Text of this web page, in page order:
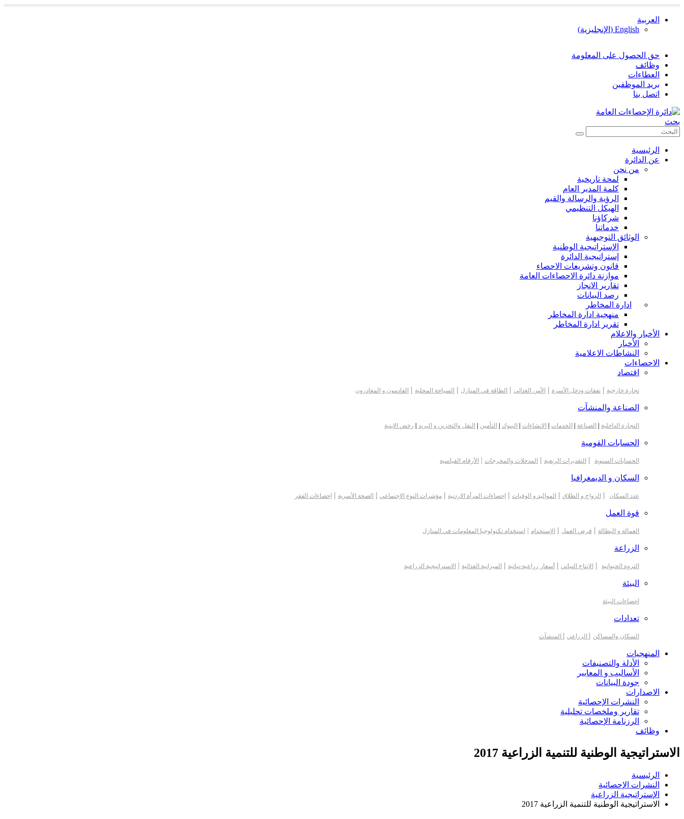
العربية
English
( الإنجليزية)
حق الحصول على المعلومة
وظائف
العطاءات
بريد الموظفين
اتصل بنا
بحث
الرئيسية
عن الدائرة
من نحن
لمحة تاريخية
كلمة المدير العام
الرؤية والرسالة والقيم
الهيكل التنظيمي
شركاؤنا
خدماتنا
الوثائق التوجيهية
الإستراتيجية الوطنية
إستراتيجية الدائرة
قانون وتشريعات الاحصاء
موازنة دائرة الاحصاءات العامة
تقارير الانجاز
رصد البيانات
ادارة المخاطر
منهجية ادارة المخاطر
تقرير ادارة المخاطر
الأخبار والاعلام
الأخبار
النشاطات الاعلامية
الاحصاءات
اقتصاد
تجارة خارجية | نفقات ودخل الأسرة | الأمن الغذائي | الطاقة في المنازل | السياحة المحلية | القادمون و المغادرون
الصناعة والمنشآت
التجارة الداخلية الصناعة الخدمات الانشاءات البنوك التأمين النقل والتخزين و البريد رخص الابنية
الحسابات القومية
الحسابات السنوية | التقديرات الربعية | المدخلات والمخرجات | الأرقام القياسية
السكان و الديمغرافيا
عدد السكان | الزواج و الطلاق | المواليد و الوفيات | إحصاءات المرأة الاردنية | مؤشرات النوع الإجتماعي | الصحة الأسرية | إحصاءات الفقر
قوة العمل
العمالة و البطالة | فرص العمل | الإستخدام | استخدام تكنولوجيا المعلومات في المنازل
الزراعة
الثروة الحيوانية | الإنتاج النباتي | أسعار زراعية-نباتية | الميزانية الغذائية | الاستراتيجية الزراعية
البيئة
احصاءات البيئة
تعدادات
السكان والمساكن | الزراعي | المنشآت
المنهجيات
الأدلة والتصنيفات
الأساليب و المعايير
جودة البيانات
الاصدارات
النشرات الإحصائية
تقارير وملخصات تحليلية
الرزنامة الإحصائية
وظائف
الاستراتيجية الوطنية للتنمية الزراعية 2017
الرئيسية
النشرات الإحصائية
الإستراتيجية الزراعية
الاستراتيجية الوطنية للتنمية الزراعية 2017